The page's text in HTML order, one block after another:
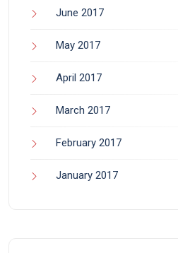
June 2017
May 2017
April 2017
March 2017
February 2017
January 2017